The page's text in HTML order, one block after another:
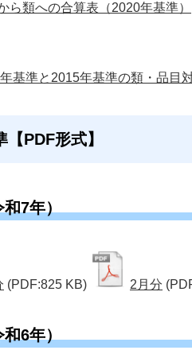
ら類への合算表（2020年基準）
基準と2015年基準の類・品目
PDF形式】
7年）
(PDF:825 KB) 2月分
6年）